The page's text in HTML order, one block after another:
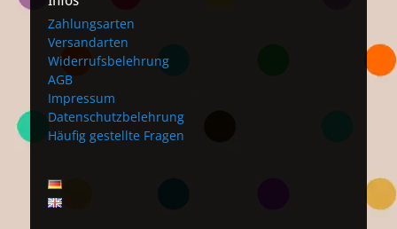
Zahlungsarten
Versandarten
Widerrufsbelehrung
AGB
Impressum
Datenschutzbelehrung
Häufig gestellte Fragen